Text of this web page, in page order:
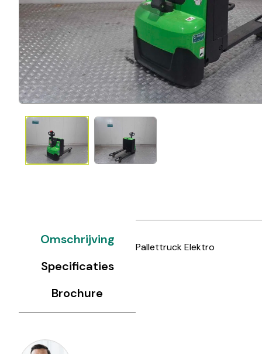
Omschrijving
Specificaties
Brochure
Pallettruck Elektro